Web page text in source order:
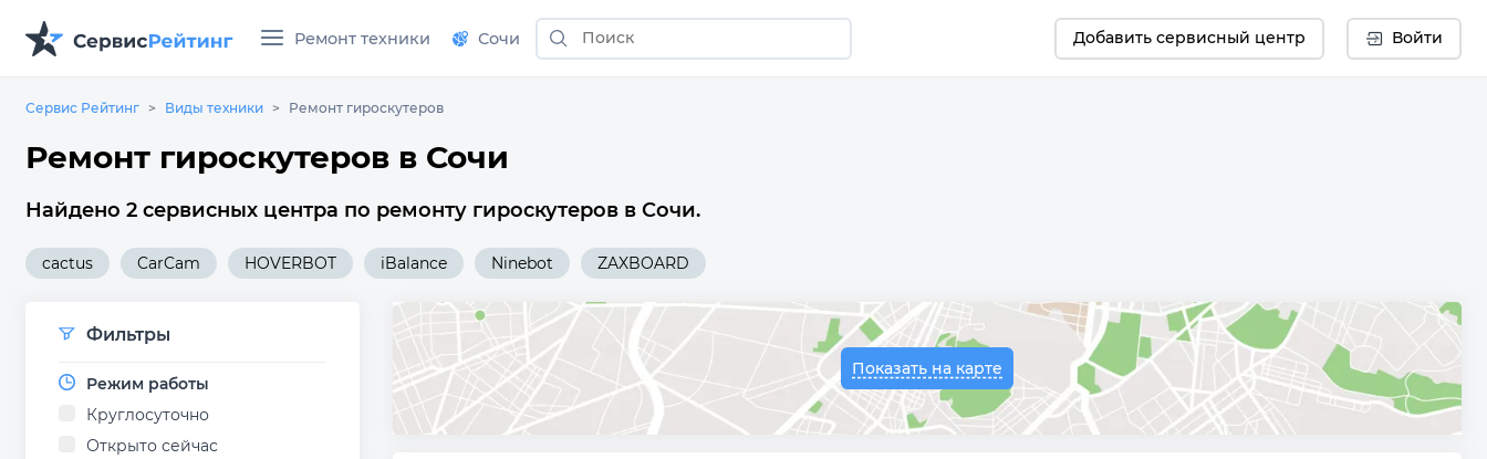
Ремонт техники Сочи Добавить сервисный центр Войти
Сервис Рейтинг Виды техники Ремонт гироскутеров
Ремонт гироскутеров в Сочи
Найдено 2 сервисных центра по ремонту гироскутеров в Сочи.
cactus CarCam HOVERBOT iBalance Ninebot ZAXBOARD
Фильтры
Режим работы
Круглосуточно
Открыто сейчас
Показать на карте